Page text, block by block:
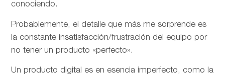
conociendo.
Probablemente, el detalle que más me sorprende es
la constante insatisfacción/frustración del equipo por
no tener un producto «perfecto».
Un producto digital es en esencia imperfecto, como la